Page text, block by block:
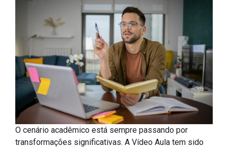
O cenário acadêmico está sempre passando por
transformações significativas. A Vídeo Aula tem sido